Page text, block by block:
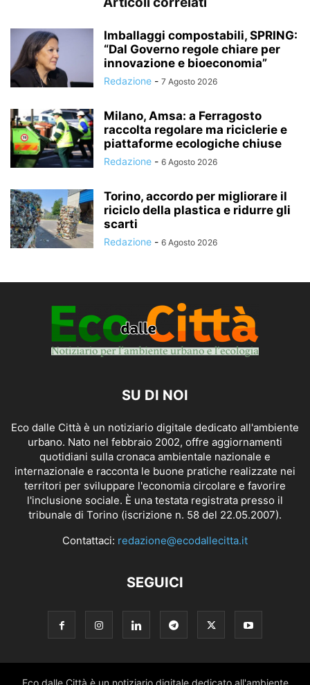
Imballaggi compostabili, SPRING:
“Dal Governo regole chiare per
innovazione e bioeconomia”
Redazione - 7 Agosto 2026
Milano, Amsa: a Ferragosto
raccolta regolare ma riciclerie e
piattaforme ecologiche chiuse
Redazione - 6 Agosto 2026
Torino, accordo per migliorare il
riciclo della plastica e ridurre gli
scarti
Redazione - 6 Agosto 2026
SU DI NOI
Eco dalle Città è un notiziario digitale dedicato all'ambiente
urbano. Nato nel febbraio 2002, offre aggiornamenti
quotidiani sulla cronaca ambientale nazionale e
internazionale e racconta le buone pratiche realizzate nei
territori per sviluppare l'economia circolare e favorire
l'inclusione sociale. È una testata registrata presso il
tribunale di Torino (iscrizione n. 58 del 22.05.2007).
Contattaci: redazione@ecodallecitta.it
SEGUICI
Eco dalle Città è un notiziario digitale dedicato all'ambiente